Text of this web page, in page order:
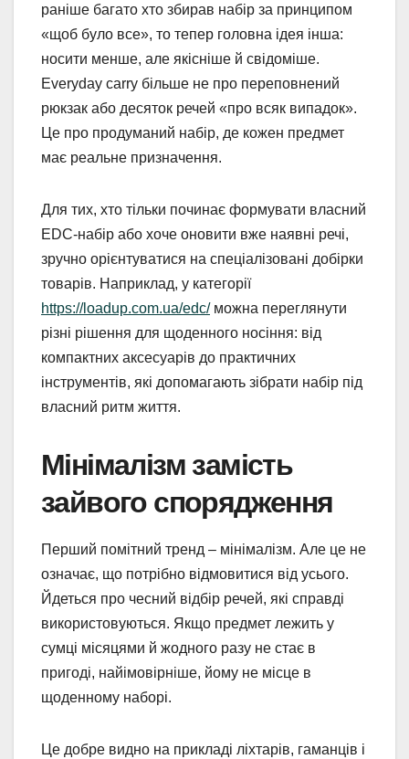
раніше багато хто збирав набір за принципом
«щоб було все», то тепер головна ідея інша:
носити менше, але якісніше й свідоміше.
Everyday carry більше не про переповнений
рюкзак або десяток речей «про всяк випадок».
Це про продуманий набір, де кожен предмет
має реальне призначення.
Для тих, хто тільки починає формувати власний
EDC-набір або хоче оновити вже наявні речі,
зручно орієнтуватися на спеціалізовані добірки
товарів. Наприклад, у категорії
https://loadup.com.ua/edc/можна переглянути
різні рішення для щоденного носіння: від
компактних аксесуарів до практичних
інструментів, які допомагають зібрати набір під
власний ритм життя.
Мінімалізм замість
зайвого спорядження
Перший помітний тренд – мінімалізм. Але це не
означає, що потрібно відмовитися від усього.
Йдеться про чесний відбір речей, які справді
використовуються. Якщо предмет лежить у
сумці місяцями й жодного разу не стає в
пригоді, найімовірніше, йому не місце в
щоденному наборі.
Це добре видно на прикладі ліхтарів, гаманців і